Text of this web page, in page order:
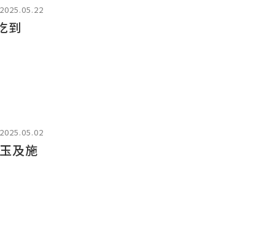
2025.05.22
到
2025.05.02
及施